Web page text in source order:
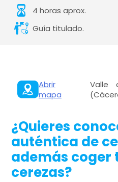
4 horas aprox.
Guía titulado.
Abrir
mapa
Valle
¿Quieres
auténtica de
además coger
cerezas?